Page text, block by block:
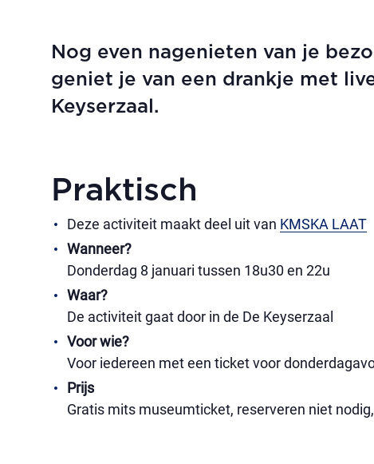
Nog even nagenieten van je
geniet je van een drankje met
Keyserzaal.
Praktisch
Deze activiteit maakt deel uit van KMSKA LAAT
Wanneer?
Donderdag 8 januari tussen 18u30 en 22u
Waar?
De activiteit gaat door in de De Keyserzaal
Voor wie?
Voor iedereen met een ticket voor
Prijs
Gratis mits museumticket, reserveren niet